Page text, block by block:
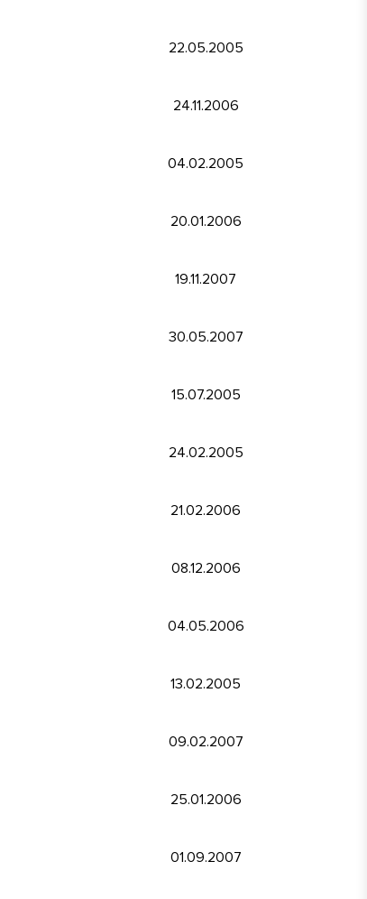
22.05.2005
24.11.2006
04.02.2005
20.01.2006
19.11.2007
30.05.2007
15.07.2005
24.02.2005
21.02.2006
08.12.2006
04.05.2006
13.02.2005
09.02.2007
25.01.2006
01.09.2007